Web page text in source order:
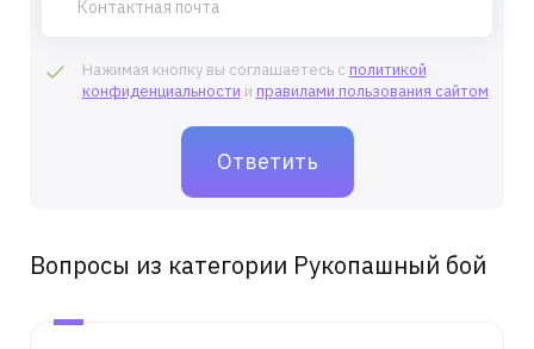
Нажимая кнопку вы соглашаетесь с политикой
конфиденциальности и правилами пользования сайтом
Вопросы из категории Рукопашный бой